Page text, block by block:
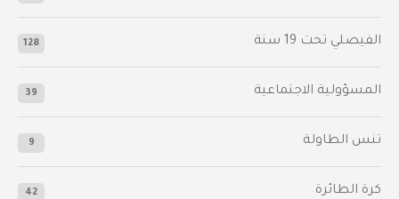
الفيصلي‬⁩ تحت 19 سنة 128
المسؤولية الاجتماعية 39
تنس الطاولة 9
كرة الطائرة 42